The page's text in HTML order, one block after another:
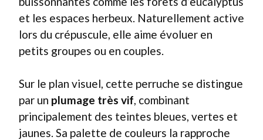
et les espaces herbeux. Naturellement active
lors du crépuscule, elle aime évoluer en
petits groupes ou en couples.
Sur le plan visuel, cette perruche se distingue
par un plumage très vif, combinant
principalement des teintes bleues, vertes et
jaunes. Sa palette de couleurs la rapproche